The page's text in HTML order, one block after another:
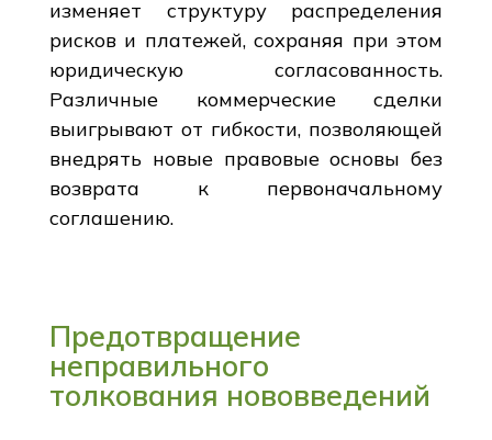
изменяет структуру распределения
рисков и платежей, сохраняя при этом
юридическую согласованность.
Различные коммерческие сделки
выигрывают от гибкости, позволяющей
внедрять новые правовые основы без
возврата к первоначальному
соглашению.
Предотвращение
неправильного
толкования нововведений